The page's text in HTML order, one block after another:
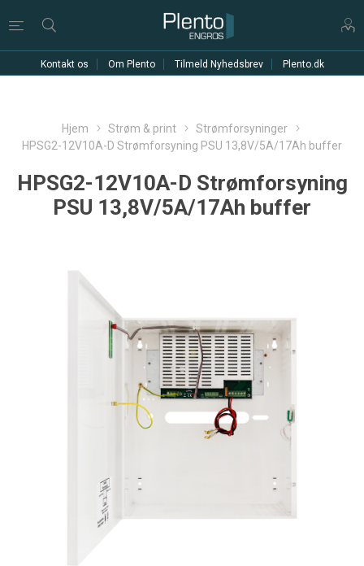
Kontakt os Om Plento Tilmeld Nyhedsbrev Plento.dk
Hjem Strøm & print
Strømforsyninger
HPSG2-12V10A-D Strømforsyning PSU 13,8V/5A/17Ah buffer
HPSG2-12V10A-D Strømforsyning
PSU 13,8V/5A/17Ah buffer